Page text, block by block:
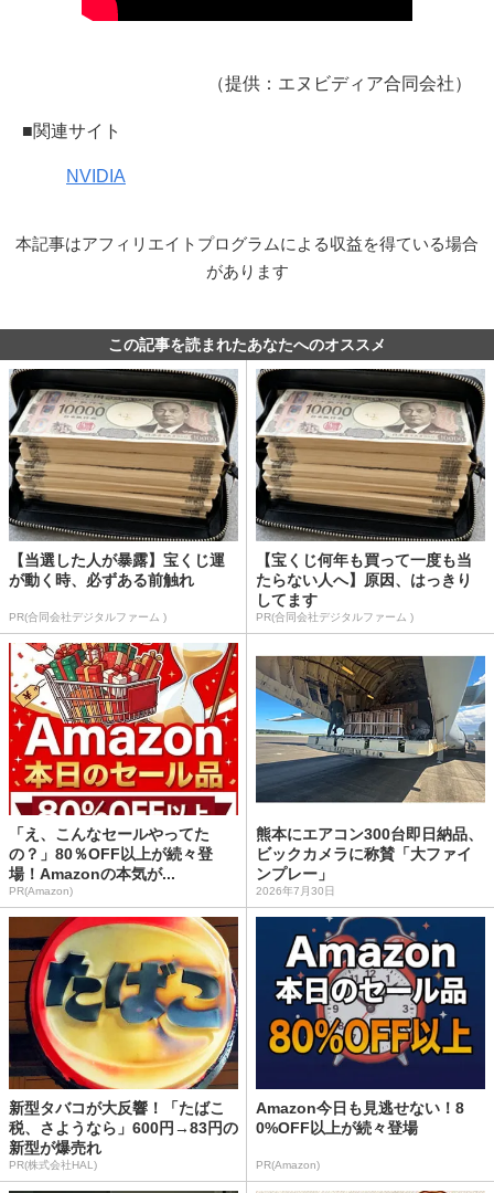
（提供：エヌビディア合同会社）
■関連サイト
NVIDIA
本記事はアフィリエイトプログラムによる収益を得ている場合
があります
この記事を読まれたあなたへのオススメ
【当選した人が暴露】宝くじ運
が動く時、必ずある前触れ
PR(合同会社デジタルファーム )
【宝くじ何年も買って一度も当
たらない人へ】原因、はっきり
してます
PR(合同会社デジタルファーム )
「え、こんなセールやってた
の？」80％OFF以上が続々登
場！Amazonの本気が...
PR(Amazon)
熊本にエアコン300台即日納品、
ビックカメラに称賛「大ファイ
ンプレー」
2026年7月30日
新型タバコが大反響！「たばこ
税、さようなら」600円→83円の
新型が爆売れ
PR(株式会社HAL)
Amazon今日も見逃せない！8
0%OFF以上が続々登場
PR(Amazon)